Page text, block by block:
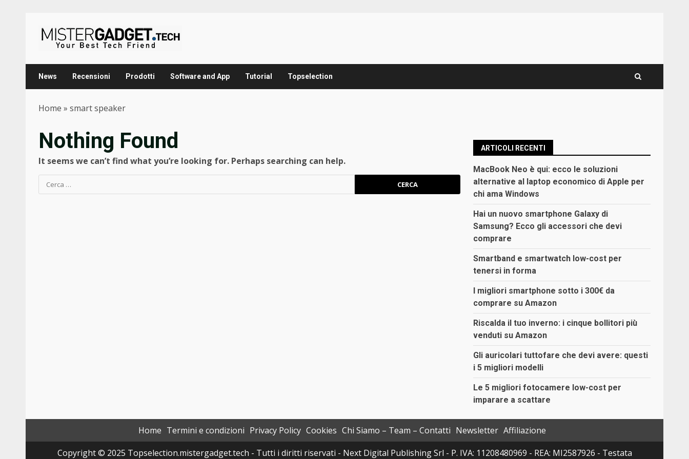
content
News Recensioni Prodotti Software and App Tutorial Topselection
Home » smart speaker
Nothing Found
It seems we can’t find what you’re looking for. Perhaps searching can help.
Ricerca
per:
ARTICOLI RECENTI
MacBook Neo è qui: ecco le soluzioni
alternative al laptop economico di Apple per
chi ama Windows
Hai un nuovo smartphone Galaxy di
Samsung? Ecco gli accessori che devi
comprare
Smartband e smartwatch low-cost per
tenersi in forma
I migliori smartphone sotto i 300€ da
comprare su Amazon
Riscalda il tuo inverno: i cinque bollitori più
venduti su Amazon
Gli auricolari tuttofare che devi avere: questi
i 5 migliori modelli
Le 5 migliori fotocamere low-cost per
imparare a scattare
Home Termini e condizioni Privacy Policy Cookies Chi Siamo – Team – Contatti Newsletter Affiliazione
Copyright © 2025 Topselection.mistergadget.tech - Tutti i diritti riservati - Next Digital Publishing Srl - P. IVA: 11208480969 - REA: MI2587926 - Testata